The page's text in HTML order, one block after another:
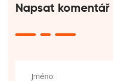
Napsat komentář